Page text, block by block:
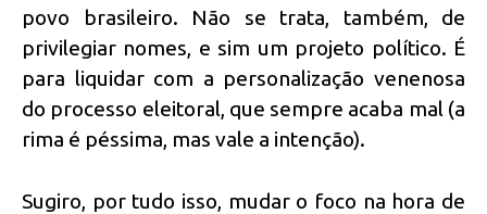
povo brasileiro. Não se trata, também, de
privilegiar nomes, e sim um projeto político. É
para liquidar com a personalização venenosa
do processo eleitoral, que sempre acaba mal (a
rima é péssima, mas vale a intenção).
Sugiro, por tudo isso, mudar o foco na hora de